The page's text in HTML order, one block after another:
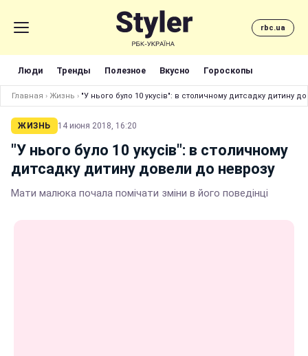
rbc.ua
Люди Тренды Полезное Вкусно Гороскопы
Главная › Жизнь › "У нього було 10 укусів": в столичному дитсадку дитину
ЖИЗНЬ 14 июня 2018, 16:20
"У нього було 10 укусів": в столичному
дитсадку дитину довели до неврозу
Мати малюка почала помічати зміни в його поведінці